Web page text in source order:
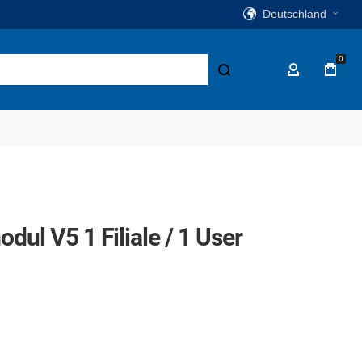
Deutschland
Mein Konto
0
V5 1 Filiale / 1 User